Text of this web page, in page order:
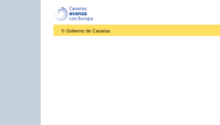
© Gobierno de Canarias